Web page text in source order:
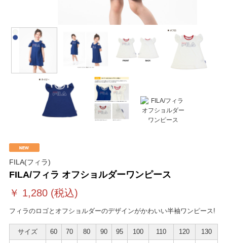
FILA(フィラ)
FILA/フィラ オフショルダーワンピース
￥ 1,280(税込)
フィラのロゴとオフショルダーのデザインがかわいい半袖ワンピース!
サイズ 60 70 80 90 95 100 110 120 130